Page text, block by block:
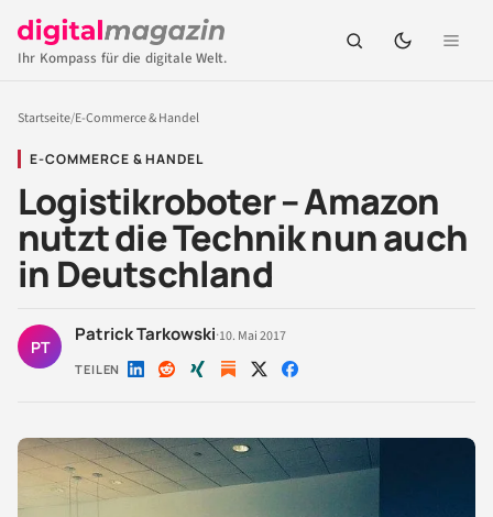
Ihr Kompass für die digitale Welt.
Startseite/E-Commerce & Handel
E-COMMERCE & HANDEL
Logistikroboter – Amazon
nutzt die Technik nun auch
in Deutschland
PT
Patrick Tarkowski·10. Mai 2017
TEILEN Auf Auf Auf Auf Auf